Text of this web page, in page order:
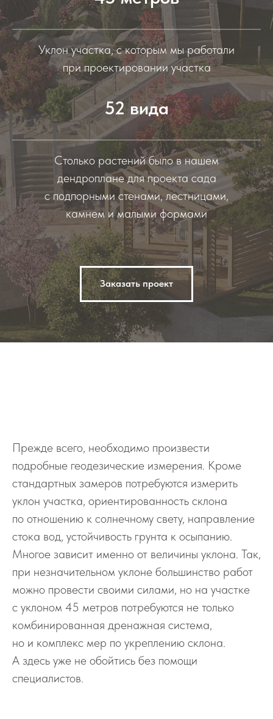
Уклон участка, с которым мы работали
при проектировании участка
52 вида
Столько растений было в нашем
дендроплане для проекта сада
с подпорными стенами, лестницами,
камнем и малыми формами
Заказать проект
Прежде всего, необходимо произвести
подробные геодезические измерения. Кроме
стандартных замеров потре­буются измерить
уклон участка, ориентированность склона
по отно­шению к солнечному свету, направ­ление
стока вод, устойчивость грунта к осыпанию.
Многое зависит именно от величины уклона. Так,
при незна­чительном уклоне большинство работ
можно провести своими силами, но на участке
с уклоном 45 метров потребуются не только
комби­нированная дренажная система,
но и комплекс мер по укреплению склона.
А здесь уже не обойтись без помощи
специалистов.